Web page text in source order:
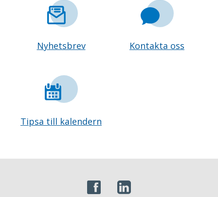
Nyhetsbrev Kontakta oss
Tipsa till kalendern